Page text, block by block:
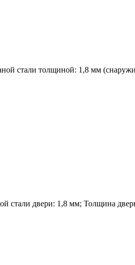
стали толщиной: 1,8 мм
стали двери: 1,8 мм; Толщина